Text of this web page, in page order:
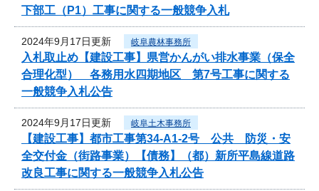
下部工（P1）工事に関する一般競争入札
2024年9月17日更新 岐阜農林事務所
入札取止め【建設工事】県営かんがい排水事業（保全
合理化型） 各務用水四期地区 第7号工事に関する
一般競争入札公告
2024年9月17日更新 岐阜土木事務所
【建設工事】都市工事第34-A1-2号 公共 防災・安
全交付金（街路事業）【債務】（都）新所平島線道路
改良工事に関する一般競争入札公告